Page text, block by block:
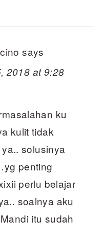
says
2018 at 9:28
ku
kulit tidak
solusinya
penting
perlu belajar
soalnya aku
itu sudah